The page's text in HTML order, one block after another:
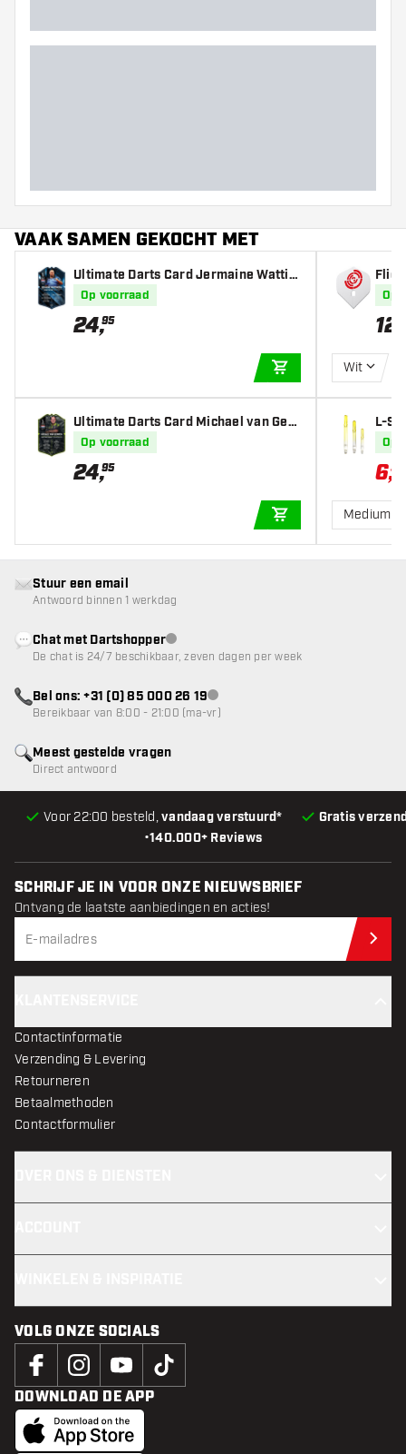
VAAK SAMEN GEKOCHT MET
Ultimate Darts Card Jermaine Wattim
ena 2025
Op voorraad
24,95
IN WINKELWAGEN
Ultimate Darts Card Michael van Ger
wen 2025
Op voorraad
24,95
IN WINKELWAGEN
(1
Op
12
Wit
L-
Op
6,59
Medium
•140.000+ Reviews
Voor 22:00 besteld,vandaag verstuurd* Gratis
Meest gestelde vragen
Direct antwoord
Stuur een email
Antwoord binnen 1 werkdag
Chat met Dartshopperklantenservice niet beschikbaar
De chat is 24/7 beschikbaar, zeven dagen per week
Bel ons: +31 (0) 85 000 26 19klantenservice niet beschikbaar
Bereikbaar van 8:00 - 21:00 (ma-vr)
SCHRIJF JE IN VOOR ONZE NIEUWSBRIEF
Ontvang de laatste aanbiedingen en acties!
Contactinformatie
Verzending & Levering
Retourneren
Betaalmethoden
Contactformulier
VOLG ONZE SOCIALS
DOWNLOAD DE APP